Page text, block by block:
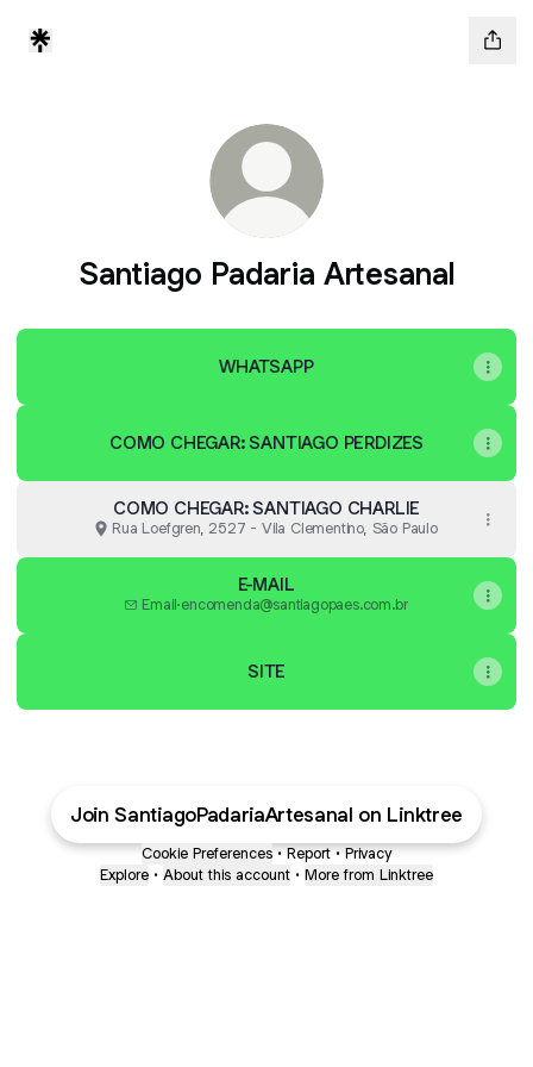
Santiago Padaria Artesanal
WHATSAPP
COMO CHEGAR: SANTIAGO PERDIZES
COMO CHEGAR: SANTIAGO CHARLIE
Rua Loefgren, 2527 - Vila Clementino, São Paulo
E-MAIL
Email·encomenda@santiagopaes.com.br
SITE
Join SantiagoPadariaArtesanal on Linktree
Cookie Preferences • Report • Privacy
Explore • About this account • More from Linktree